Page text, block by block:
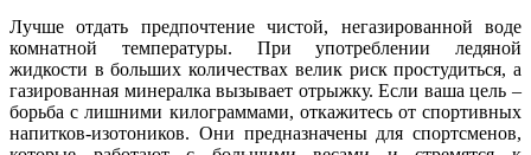
Лучше отдать предпочтение чистой, негазированной воде
комнатной температуры. При употреблении ледяной
жидкости в больших количествах велик риск простудиться, а
газированная минералка вызывает отрыжку. Если ваша цель –
борьба с лишними килограммами, откажитесь от спортивных
напитков-изотоников. Они предназначены для спортсменов,